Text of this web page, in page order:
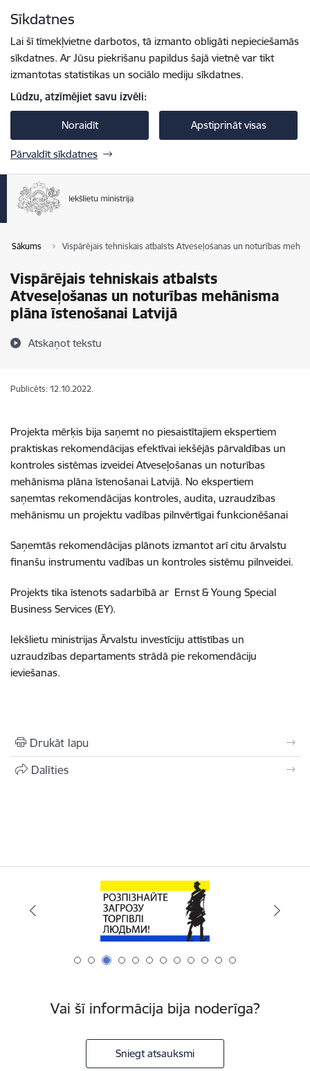
Sīkdatnes
Lai šī tīmekļvietne darbotos, tā izmanto obligāti nepieciešamās
sīkdatnes. Ar Jūsu piekrišanu papildus šajā vietnē var tikt
izmantotas statistikas un sociālo mediju sīkdatnes.
Lūdzu, atzīmējiet savu izvēli:
Noraidīt Apstiprināt visas
Pārvaldīt sīkdatnes
Sākums Vispārējais tehniskais atbalsts Atveseļošanas un noturības
Vispārējais tehniskais atbalsts
Atveseļošanas un noturības mehānisma
plāna īstenošanai Latvijā
Atskaņot tekstu
Publicēts: 12.10.2022.
Projekta mērķis bija saņemt no piesaistītajiem ekspertiem
praktiskas rekomendācijas efektīvai iekšējās pārvaldības un
kontroles sistēmas izveidei Atveseļošanas un noturības
mehānisma plāna īstenošanai Latvijā. No ekspertiem
saņemtas rekomendācijas kontroles, audita, uzraudzības
mehānismu un projektu vadības pilnvērtīgai funkcionēšanai
Saņemtās rekomendācijas plānots izmantot arī citu ārvalstu
finanšu instrumentu vadības un kontroles sistēmu pilnveidei.
Projekts tika īstenots sadarbībā ar Ernst & Young Special
Business Services (EY).
Iekšlietu ministrijas Ārvalstu investīciju attīstības un
uzraudzības departaments strādā pie rekomendāciju
ieviešanas.
Drukāt lapu
Dalīties
Vai šī informācija bija noderīga?
Sniegt atsauksmi